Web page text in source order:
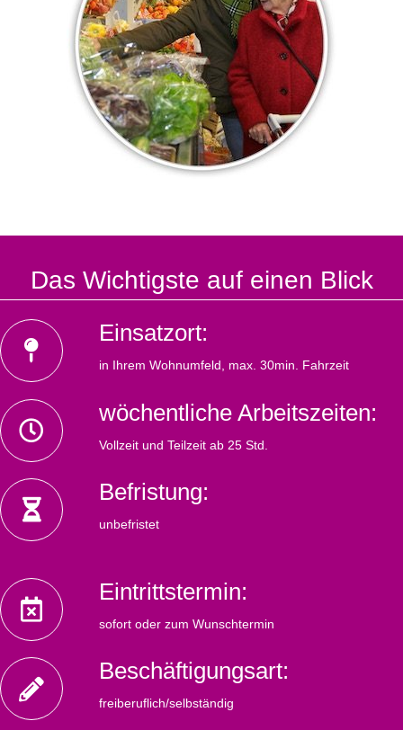
Das Wichtigste auf einen Blick
Einsatzort:
in Ihrem Wohnumfeld, max. 30min. Fahrzeit
wöchentliche Arbeitszeiten:
Vollzeit und Teilzeit ab 25 Std.
Befristung:
unbefristet
Eintrittstermin:
sofort oder zum Wunschtermin
Beschäftigungsart:
freiberuflich/selbständig